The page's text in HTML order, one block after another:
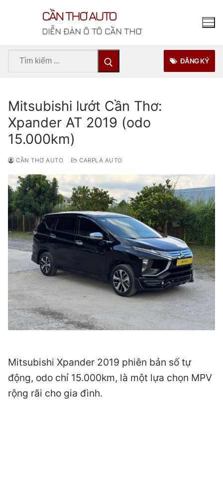
CẦN THƠ AUTO
DIỄN ĐÀN Ô TÔ CẦN THƠ
Tìm
ĐĂNG KÝ
Mitsubishi lướt Cần Thơ:
Xpander AT 2019 (odo
15.000km)
CẦN THƠ AUTO CARPLA AUTO
Mitsubishi Xpander 2019 phiên bản số tự
động, odo chỉ 15.000km, là một lựa chọn MPV
rộng rãi cho gia đình.